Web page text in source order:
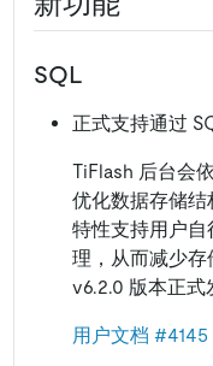
SQL
正式支持通过
TiFlash 后台会
优化数据存储
特性支持用户
理，从而减少存
v6.2.0 版本正式
用户文档 #4145